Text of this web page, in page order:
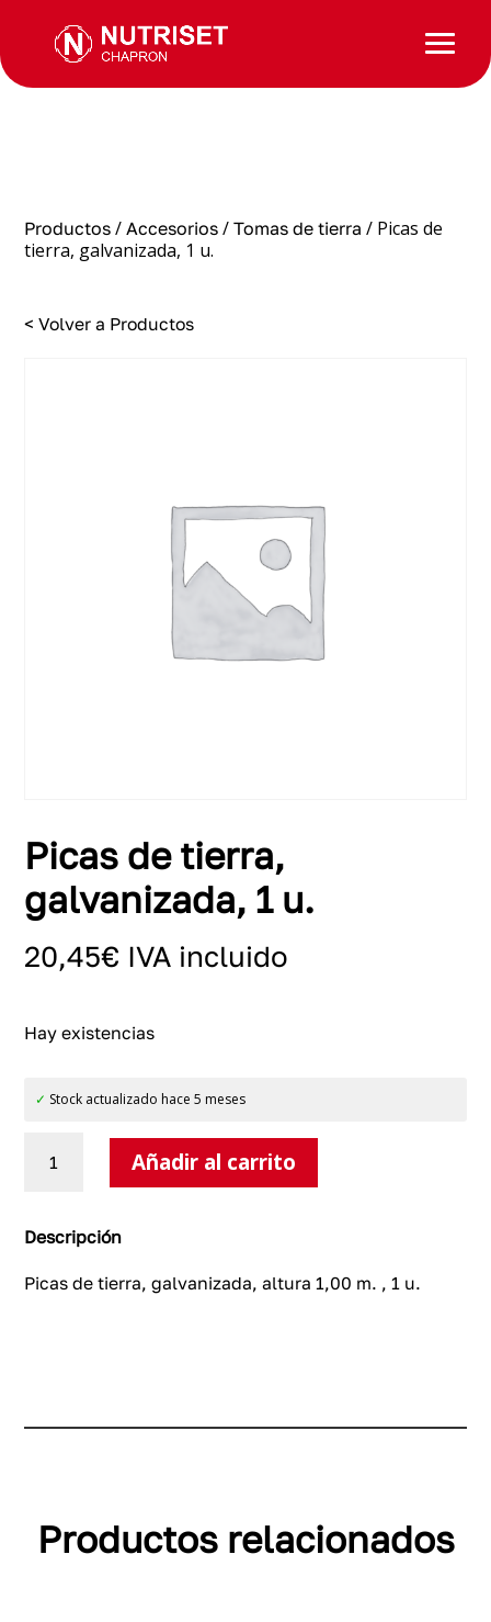
Productos /Accesorios /Tomas de tierra / Picas de
tierra, galvanizada, 1 u.
< Volver a Productos
Picas de tierra,
galvanizada, 1 u.
20,45€ IVA incluido
Hay existencias
✓ Stock actualizado hace 5 meses
1
cantidad
Añadir al carrito
Descripción
Picas de tierra, galvanizada, altura 1,00 m. , 1 u.
Productos relacionados